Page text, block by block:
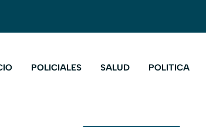
POLICIALES SALUD POLITICA